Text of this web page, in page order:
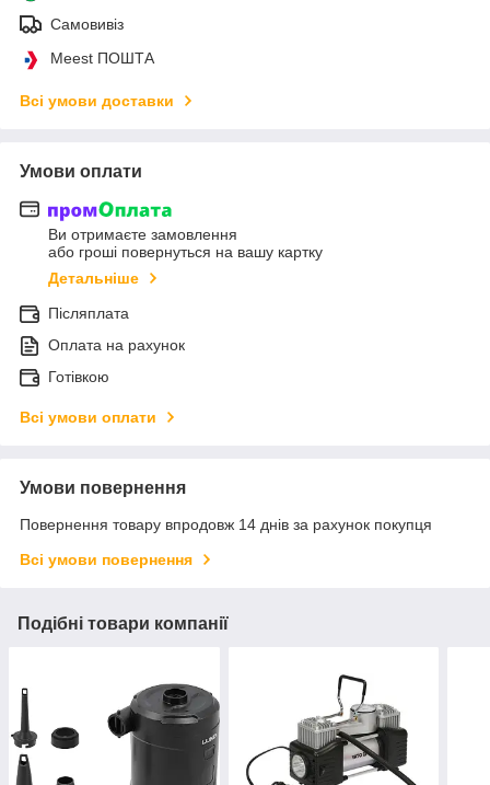
Самовивіз
Meest ПОШТА
Всі умови доставки
Умови оплати
Ви отримаєте замовлення
або гроші повернуться на вашу картку
Детальніше
Післяплата
Оплата на рахунок
Готівкою
Всі умови оплати
Умови повернення
Повернення товару впродовж 14 днів за рахунок покупця
Всі умови повернення
Подібні товари компанії